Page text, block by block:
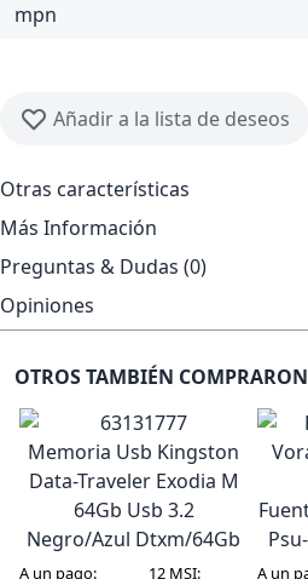
mpn
Añadir a la lista de deseos
Otras características
Más Información
Preguntas & Dudas (0)
Opiniones
OTROS TAMBIÉN
Memoria Usb Kingston
Data-Traveler Exodia M
64Gb Usb 3.2
Negro/Azul Dtxm/64Gb
A un pago: 12 MSI: A un